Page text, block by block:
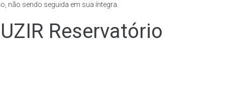
não sendo seguida em sua íntegra.
Reservatório